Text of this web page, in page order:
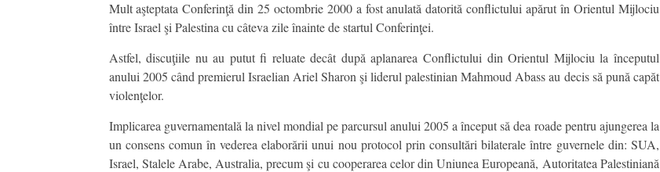
Mult aşteptata Conferinţă din 25 octombrie 2000 a fost anulată datorită conflictului apărut în Orientul Mijlociu
între Israel şi Palestina cu câteva zile înainte de startul Conferinţei.
Astfel, discuţiile nu au putut fi reluate decât după aplanarea Conflictului din Orientul Mijlociu la începutul
anului 2005 când premierul Israelian Ariel Sharon şi liderul palestinian Mahmoud Abass au decis să pună capăt
violenţelor.
Implicarea guvernamentală la nivel mondial pe parcursul anului 2005 a început să dea roade pentru ajungerea la
un consens comun în vederea elaborării unui nou protocol prin consultări bilaterale între guvernele din: SUA,
Israel, Stalele Arabe, Australia, precum şi cu cooperarea celor din Uniunea Europeană, Autoritatea Palestiniană